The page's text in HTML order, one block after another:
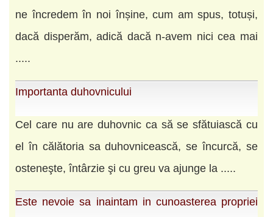
ne încredem în noi înșine, cum am spus, totuși,
dacă disperăm, adică dacă n-avem nici cea mai
.....
Importanta duhovnicului
Cel care nu are duhovnic ca să se sfătuiască cu
el în călătoria sa duhovnicească, se încurcă, se
osteneşte, întârzie şi cu greu va ajunge la .....
Este nevoie sa inaintam in cunoasterea propriei